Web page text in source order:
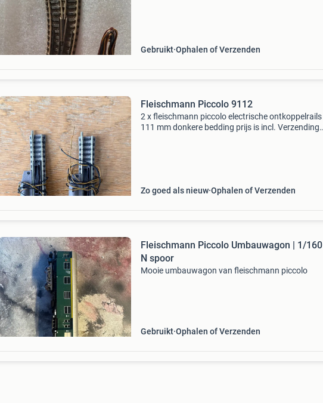
Gebruikt Ophalen of Verzenden
Fleischmann Piccolo 9112
2 x fleischmann piccolo electrische ontkoppelrails
111 mm donkere bedding prijs is incl. Verzending
Zo goed als nieuw Ophalen of Verzenden
Fleischmann Piccolo Umbauwagon | 1/160
N spoor
Mooie umbauwagon van fleischmann piccolo
Gebruikt Ophalen of Verzenden